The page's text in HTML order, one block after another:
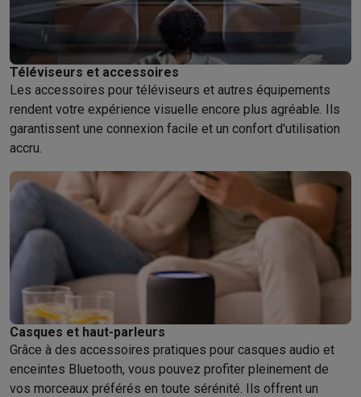
Téléviseurs et accessoires
Les accessoires pour téléviseurs et autres équipements
rendent votre expérience visuelle encore plus agréable. Ils
garantissent une connexion facile et un confort d'utilisation
accru.
Casques et haut-parleurs
Grâce à des accessoires pratiques pour casques audio et
enceintes Bluetooth, vous pouvez profiter pleinement de
vos morceaux préférés en toute sérénité. Ils offrent un